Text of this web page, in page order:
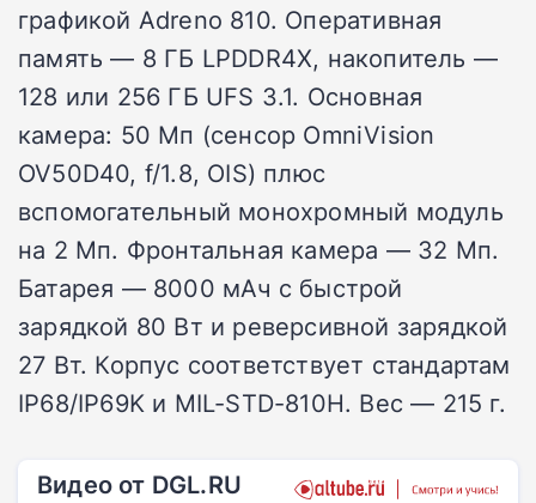
графикой Adreno 810. Оперативная
память — 8 ГБ LPDDR4X, накопитель —
128 или 256 ГБ UFS 3.1. Основная
камера: 50 Мп (сенсор OmniVision
OV50D40, f/1.8, OIS) плюс
вспомогательный монохромный модуль
на 2 Мп. Фронтальная камера — 32 Мп.
Батарея — 8000 мАч с быстрой
зарядкой 80 Вт и реверсивной зарядкой
27 Вт. Корпус соответствует стандартам
IP68/IP69K и MIL-STD-810H. Вес — 215 г.
Видео от DGL.RU